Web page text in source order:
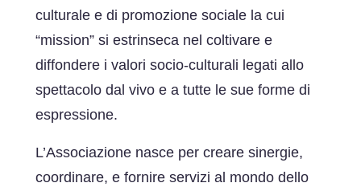
culturale e di promozione sociale la cui
“mission” si estrinseca nel coltivare e
diffondere i valori socio-culturali legati allo
spettacolo dal vivo e a tutte le sue forme di
espressione.
L’Associazione nasce per creare sinergie,
coordinare, e fornire servizi al mondo dello